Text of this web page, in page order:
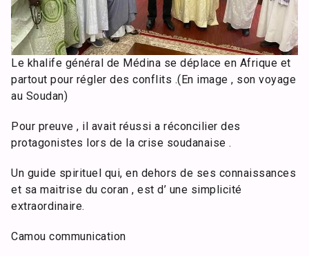
Le khalife général de Médina se déplace en Afrique et
partout pour régler des conflits .(En image , son voyage
au Soudan)
Pour preuve , il avait réussi a réconcilier des
protagonistes lors de la crise soudanaise .
Un guide spirituel qui, en dehors de ses connaissances
et sa maitrise du coran , est d’ une simplicité
extraordinaire.
Camou communication